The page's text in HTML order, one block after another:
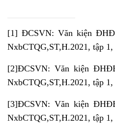
[1] ĐCSVN: Văn kiện
NxbCTQG,ST,H.2021, tập 1,
[2]ĐCSVN: Văn kiện
NxbCTQG,ST,H.2021, tập 1,
[3]ĐCSVN: Văn kiện
NxbCTQG,ST,H.2021, tập 1,